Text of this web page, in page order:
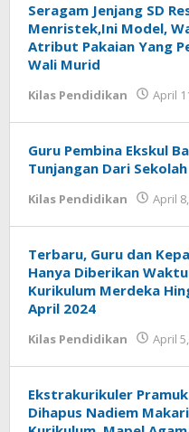
Seragam Jenjang SD
Menristek,Ini Model,
Atribut Pakaian Yang
Wali Murid
Kilas Pendidikan April
Guru Pembina Ekskul
Tunjangan Dari Sekolah
Kilas Pendidikan April
Terbaru, Guru dan
Hanya Diberikan
Kurikulum Merdeka
April 2024
Kilas Pendidikan April
Ekstrakurikuler
Dihapus Nadiem